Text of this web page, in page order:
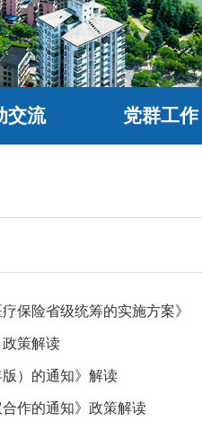
交流 党群工作
保险省级统筹的实施方案》
政策解读
版）的通知》解读
作的通知》政策解读